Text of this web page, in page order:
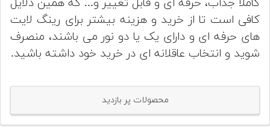
کافی است تا از خرید و هزینه بیشتر برای رینگ لایت
های حرفه ای و دارای یک یا دو نور می باشند، منصرف
شوید و انتخاب عاقلانه ای در خرید خود داشته باشید.
محصولات پر بازدید